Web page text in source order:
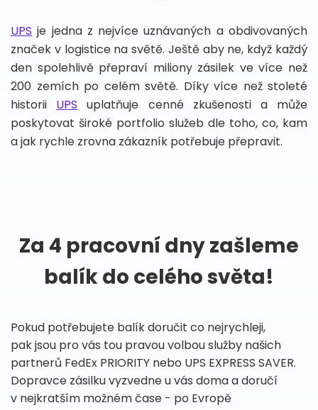
UPS je jedna z nejvíce uznávaných a obdivovaných
značek v logistice na světě. Ještě aby ne, když každý
den spolehlivě přepraví miliony zásilek ve více než
200 zemích po celém světě. Díky více než stoleté
historii UPS uplatňuje cenné zkušenosti a může
poskytovat široké portfolio služeb dle toho, co, kam
a jak rychle zrovna zákazník potřebuje přepravit.
Za 4 pracovní dny zašleme
balík do celého světa!
Pokud potřebujete balík doručit co nejrychleji,
pak jsou pro vás tou pravou volbou služby našich
partnerů FedEx PRIORITY nebo UPS EXPRESS SAVER.
Dopravce zásilku vyzvedne u vás doma a doručí
v nejkratším možném čase - po Evropě